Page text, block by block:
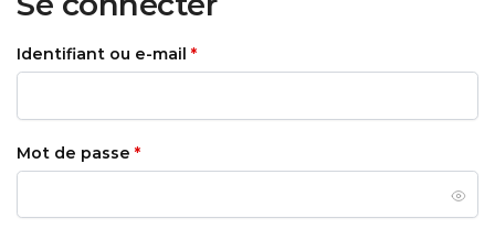
Identifiant ou e-mail *Obligatoire
Mot de passe *Obligatoire